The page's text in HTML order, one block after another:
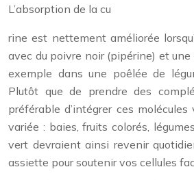
L’absorption de la cu
rine est nettement améliorée
avec du poivre noir (pipérine) et une
exemple dans une poêlée de
Plutôt que de prendre des
préférable d’intégrer ces
variée : baies, fruits colorés,
vert devraient ainsi revenir
assiette pour soutenir vos cellules